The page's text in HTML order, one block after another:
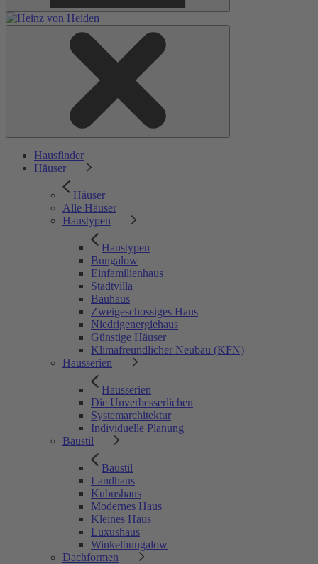
Hausfinder
Häuser
Häuser
Alle Häuser
Haustypen
Haustypen
Bungalow
Einfamilienhaus
Stadtvilla
Bauhaus
Zweigeschossiges Haus
Niedrigenergiehaus
Günstige Häuser
Klimafreundlicher Neubau (KFN)
Hausserien
Hausserien
Die Unverbesserlichen
Systemarchitektur
Individuelle Planung
Baustil
Baustil
Landhaus
Kubushaus
Modernes Haus
Kleines Haus
Luxushaus
Winkelbungalow
Dachformen